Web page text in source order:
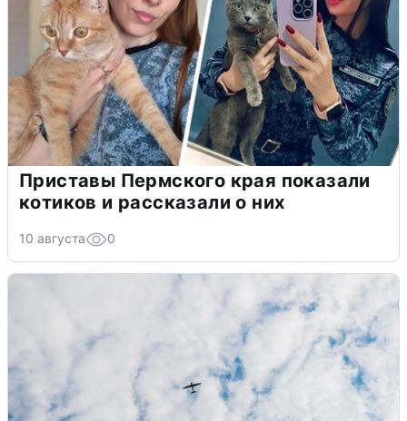
Приставы Пермского края показали
котиков и рассказали о них
10 августа 0